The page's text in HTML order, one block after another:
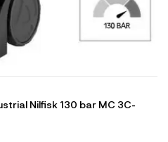
Nilfisk 130 bar MC 3C-